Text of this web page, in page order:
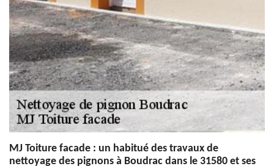
MJ Toiture facade : un habitué des travaux de
nettoyage des pignons à Boudrac dans le 31580 et ses